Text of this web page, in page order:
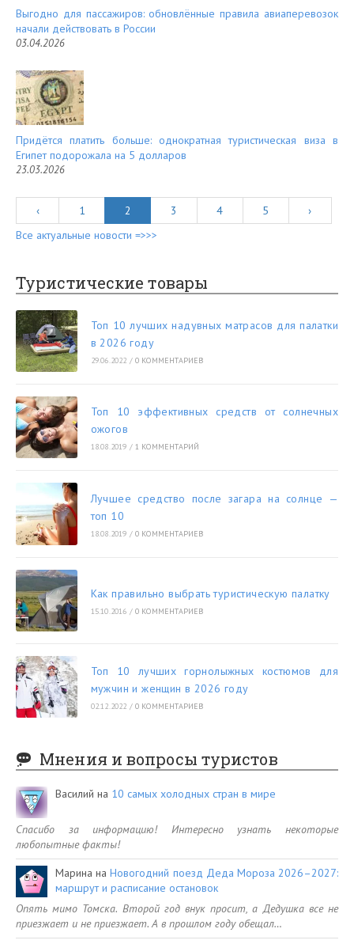
Выгодно для пассажиров: обновлённые правила авиаперевозок
начали действовать в России
03.04.2026
Придётся платить больше: однократная туристическая виза в
Египет подорожала на 5 долларов
23.03.2026
‹ 1 2 3 4 5
›
Все актуальные новости =>>>
Туристические товары
Топ 10 лучших надувных матрасов для палатки
в 2026 году
29.06.2022 / 0 КОММЕНТАРИЕВ
Топ 10 эффективных средств от солнечных
ожогов
18.08.2019 / 1 КОММЕНТАРИЙ
Лучшее средство после загара на солнце —
топ 10
18.08.2019 / 0 КОММЕНТАРИЕВ
Как правильно выбрать туристическую палатку
15.10.2016 / 0 КОММЕНТАРИЕВ
Топ 10 лучших горнолыжных костюмов для
мужчин и женщин в 2026 году
02.12.2022 / 0 КОММЕНТАРИЕВ
Мнения и вопросы туристов
Василий на 10 самых холодных стран в мире
Спасибо за информацию! Интересно узнать некоторые
любопытные факты!
Марина наНовогодний поезд Деда Мороза 2026–2027:
маршрут и расписание остановок
Опять мимо Томска. Второй год внук просит, а Дедушка все не
приезжает и не приезжает. А в прошлом году обещал…